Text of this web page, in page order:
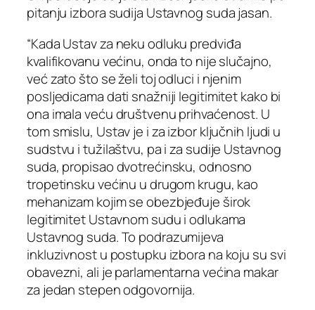
pitanju izbora sudija Ustavnog suda jasan.
“Kada Ustav za neku odluku predviđa
kvalifikovanu većinu, onda to nije slučajno,
već zato što se želi toj odluci i njenim
posljedicama dati snažniji legitimitet kako bi
ona imala veću društvenu prihvaćenost. U
tom smislu, Ustav je i za izbor ključnih ljudi u
sudstvu i tužilaštvu, pa i za sudije Ustavnog
suda, propisao dvotrećinsku, odnosno
tropetinsku većinu u drugom krugu, kao
mehanizam kojim se obezbjeđuje širok
legitimitet Ustavnom sudu i odlukama
Ustavnog suda. To podrazumijeva
inkluzivnost u postupku izbora na koju su svi
obavezni, ali je parlamentarna većina makar
za jedan stepen odgovornija.